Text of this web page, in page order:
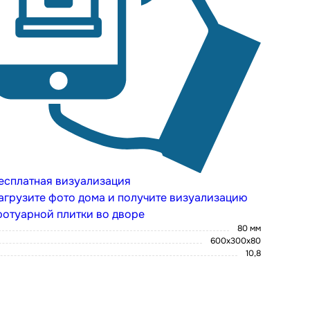
визуализация
фото дома и получите визуализацию
плитки во дворе
80 мм
600х300х80
10,8